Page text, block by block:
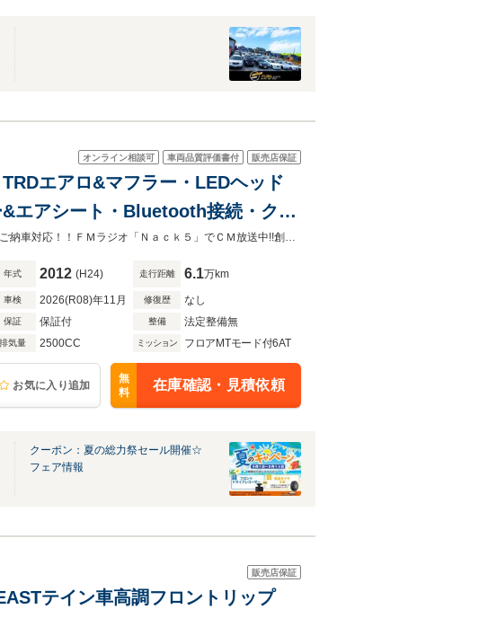
オンライン相談可 車両品質評価書付 販売店保証
エアロ&マフラー・LEDヘッド
エアシート・Bluetooth接続・クル
ドラレコ・スマートキー・プッシュ
【自社ローン取り扱い】最寄り駅までの送迎も可能です！！全国ご納車対応！！ＦＭラジオ「Ｎａｃｋ５」でＣＭ放送中!!創業11周年記念☆本年度自動車税・消費税も込みの総額プライス!!
年式 2012 (H24) 走行距離 6.1万km
車検 2026(R08)年11月 修復歴 なし
保証 保証付 整備 法定整備無
排気量 2500CC ミッション フロアMTモード付6AT
お気に入り追加
無
料
在庫確認・見積依頼
クーポン：夏の総力祭セール開催☆
フェア情報
販売店保証
テイン車高調フロントリップ